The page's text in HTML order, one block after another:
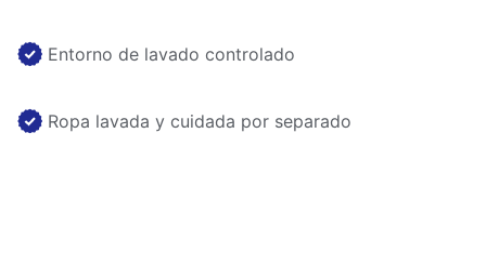
Entorno de lavado controlado
Ropa lavada y cuidada por separado